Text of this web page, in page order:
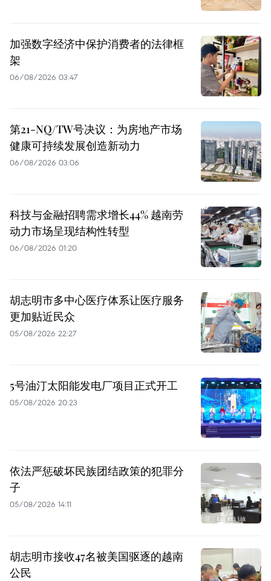
加强数字经济中保护消费者的法律框
架
06/08/2026 03:47
第21-NQ/TW号决议：为房地产市场
健康可持续发展创造新动力
06/08/2026 03:06
科技与金融招聘需求增长44% 越南劳
动力市场呈现结构性转型
06/08/2026 01:20
胡志明市多中心医疗体系让医疗服务
更加贴近民众
05/08/2026 22:27
5号油汀太阳能发电厂项目正式开工
05/08/2026 20:23
依法严惩破坏民族团结政策的犯罪分
子
05/08/2026 14:11
胡志明市接收47名被美国驱逐的越南
公民